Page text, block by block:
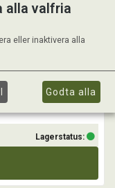
Lagerstatus:
alla valfria
eller inaktivera alla
Godta alla